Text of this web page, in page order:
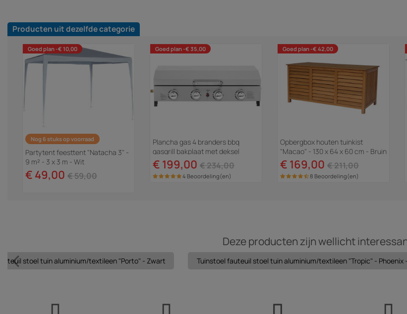
Producten uit dezelfde categorie
Goed plan -€ 10,00
Nog 6 stuks op voorraad
Partytent feesttent "Natacha 3" -
9 m² - 3 x 3 m - Wit
€ 49,00 € 59,00
Goed plan -€ 35,00
Plancha gas 4 branders bbq
gasgrill bakplaat met deksel
"Fasto" - 10 kW - Grijs
€ 199,00 € 234,00
4 Beoordeling(en)
Goed plan -€ 42,00
Opbergbox houten tuinkist
"Macao" - 130 x 64 x 60 cm - Bruin
- kastanjebruin
€ 169,00 € 211,00
8 Beoordeling(en)
Deze producten zijn wellicht
stoel tuin aluminium/textileen "Porto" - Zwart Tuinstoel fauteuil stoel tuin aluminium/textileen "Tropic" - Phoenix